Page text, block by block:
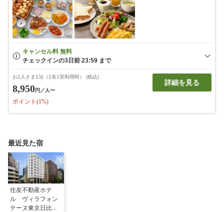
お1人さま1泊（2名1室利用時） (税込)
8,950円 ／人〜
ポイント(1%)
詳細を見る
最近見た宿
住友不動産ホテ
ル ヴィラフォン
テーヌ東京日比谷